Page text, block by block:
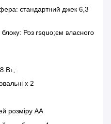
стандартний джек 6,3
Роз rsquo;єм власного
Вт;
x 2
розміру AA